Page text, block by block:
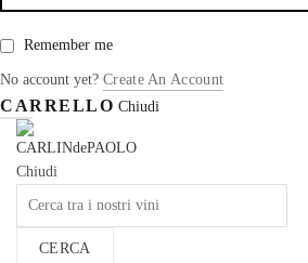
Remember me
No account yet? Create An Account
CARRELLO Chiudi
Chiudi
CERCA